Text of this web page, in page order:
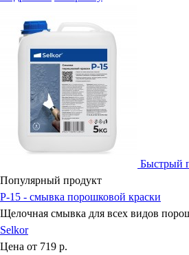
Быстрый
Популярный продукт
P-15 - смывка порошковой краски
Щелочная смывка для всех видов
Selkor
Цена от 719 р.